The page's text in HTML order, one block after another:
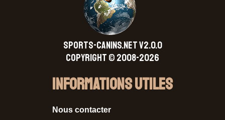
SPORTS-CANINS.NET V2.0.0
Copyright © 2008-2026
Informations Utiles
Nous contacter